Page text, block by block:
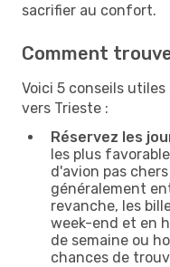
sacrifier au confort.
Comment
Voici 5 conseils
vers Trieste :
Réservez les
les plus
d'avion pas
généralement
revanche, les
week-end et en
de semaine ou
chances de